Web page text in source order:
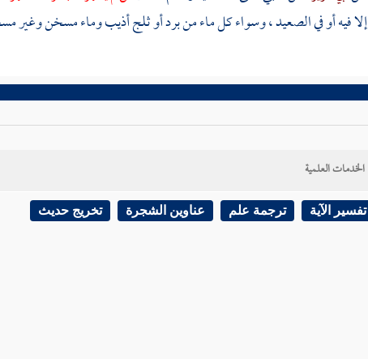
إلا فيه أو في الصعيد ، وسواء كل ماء من برد أو ثلج أذيب وماء مسخن وغير
الخدمات العلمية
تفسير الآية ترجمة علم عناوين الشجرة تخريج حديث